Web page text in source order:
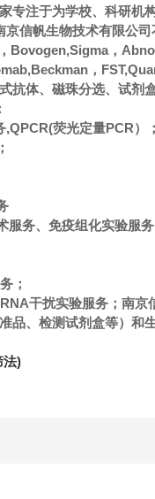
专注于为学校、科研机
信帆生物技术有限公
Bovogen,Sigma，
，
抗体、磁珠分选、试
,QPCR(荧光定量PCR）；
服务、免疫组化实验服务
；
干扰实验服务；南
品、检测试剂盒等）和
法)